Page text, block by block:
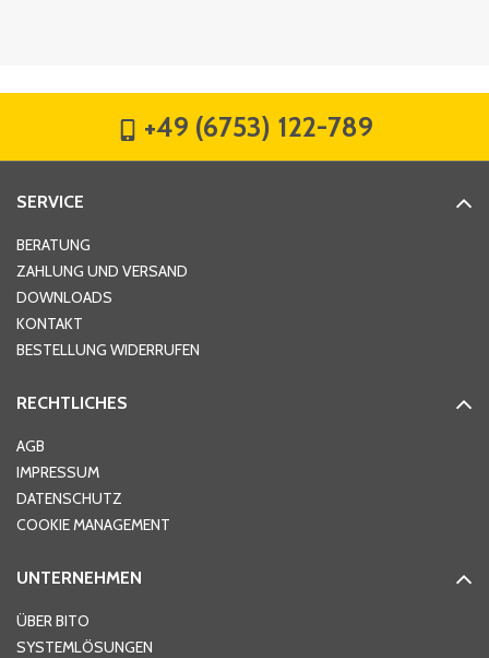
Hausnummer
Ort*
Telefon
+49 (6753) 122-789
SERVICE
BERATUNG
ZAHLUNG UND VERSAND
DOWNLOADS
KONTAKT
BESTELLUNG WIDERRUFEN
RECHTLICHES
AGB
IMPRESSUM
DATENSCHUTZ
COOKIE MANAGEMENT
UNTERNEHMEN
ÜBER BITO
SYSTEMLÖSUNGEN